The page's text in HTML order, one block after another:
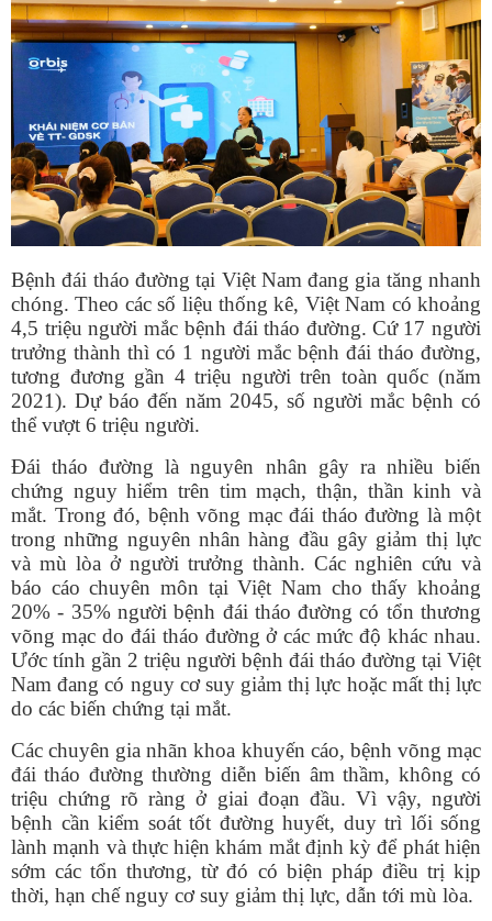
Bệnh đái tháo đường tại Việt Nam đang gia tăng nhanh
chóng. Theo các số liệu thống kê, Việt Nam có khoảng
4,5 triệu ngườimắc bệnh đái tháo đường. Cứ 17 người
trưởng thành thì có 1 người mắc bệnh đái tháo đường,
tương đương gần 4 triệu người trên toàn quốc (năm
2021). Dự báo đến năm 2045, số người mắc bệnh có
thể vượt 6 triệu người.
Đái tháo đường là nguyên nhân gây ra nhiều biến
chứng nguy hiểm trên tim mạch, thận, thần kinh và
mắt. Trong đó, bệnh võng mạc đái tháo đường là một
trong những nguyên nhân hàng đầu gây giảm thị lực
và mù lòa ở người trưởng thành. Các nghiên cứu và
báo cáo chuyên môn tại Việt Nam cho thấy khoảng
20% - 35% người bệnh đái tháo đường có tổn thương
võng mạc do đái tháo đường ở các mức độ khác nhau.
Ước tính gần 2 triệu người bệnh đái tháo đường tại Việt
Nam đang có nguy cơ suy giảm thị lực hoặc mất thị lực
do các biến chứng tại mắt.
Các chuyên gia nhãn khoa khuyến cáo, bệnh võng mạc
đái tháo đường thường diễn biến âm thầm, không có
triệu chứng rõ ràng ở giai đoạn đầu. Vì vậy, người
bệnh cần kiểm soát tốt đường huyết, duy trì lối sống
lành mạnh và thực hiện khám mắt định kỳ để phát hiện
sớm các tổn thương, từ đó có biện pháp điều trị kịp
thời, hạn chế nguy cơ suy giảm thị lực, dẫn tới mù lòa.